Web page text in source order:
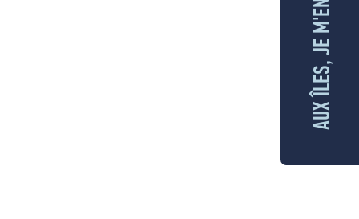
AUX ÎLES, JE M'ENGAGE